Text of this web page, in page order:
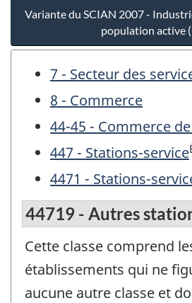
Variante du SCIAN 2007 -
population active
7 - Secteur des
8 - Commerce
44-45 - Commerce
447 - Stations-service
4471 - Stations-
44719 - Autres
Cette classe comprend
établissements qui ne
aucune autre classe et